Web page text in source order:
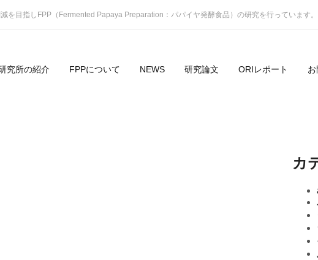
を目指しFPP（Fermented Papaya Preparation：パパイヤ発酵食品）の研究を行っています。
究所の紹介 FPPについて NEWS 研究論文 ORIレポート
カ